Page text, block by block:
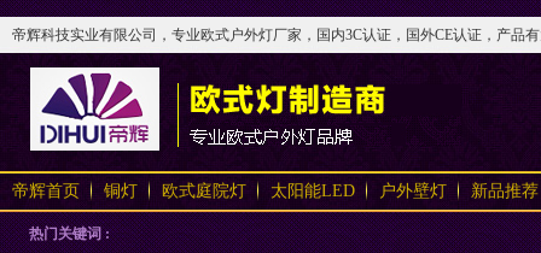
帝辉科技实业有限公司，专业欧式户外灯厂家，国内3C认证，国外CE认证，产
帝辉首页 铜灯 欧式庭院灯 太阳能LED 户外壁灯 新品推荐
热门关键词 :